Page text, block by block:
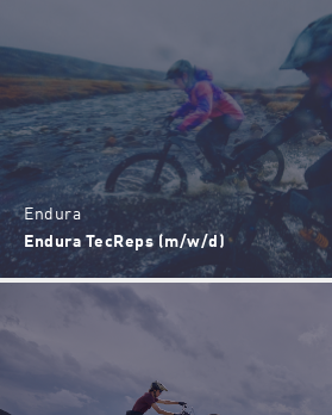
Endura
Endura TecReps (m/w/d)